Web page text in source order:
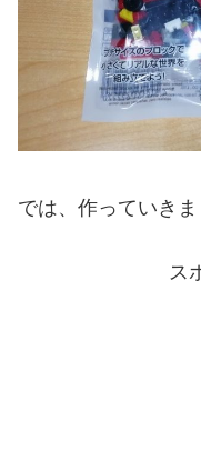
では、作っていきま
ス